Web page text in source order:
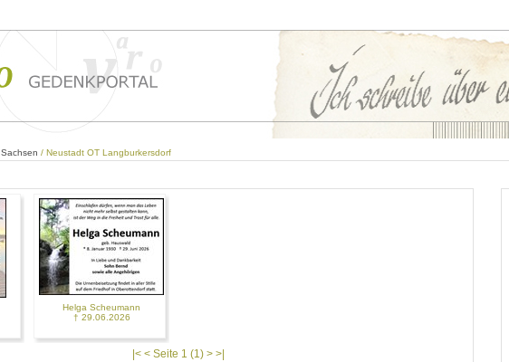
Sachsen / Neustadt OT Langburkersdorf
Helga Scheumann
† 29.06.2026
|< < Seite 1 (1) > >|